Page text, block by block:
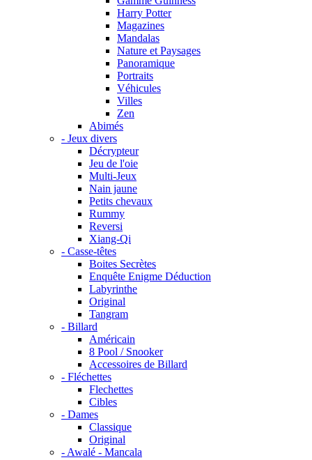
Harry Potter
Magazines
Mandalas
Nature et Paysages
Panoramique
Portraits
Véhicules
Villes
Zen
Abimés
- Jeux divers
Décrypteur
Jeu de l'oie
Multi-Jeux
Nain jaune
Petits chevaux
Rummy
Reversi
Xiang-Qi
- Casse-têtes
Boites Secrètes
Enquête Enigme Déduction
Labyrinthe
Original
Tangram
- Billard
Américain
8 Pool / Snooker
Accessoires de Billard
- Fléchettes
Flechettes
Cibles
- Dames
Classique
Original
- Awalé - Mancala